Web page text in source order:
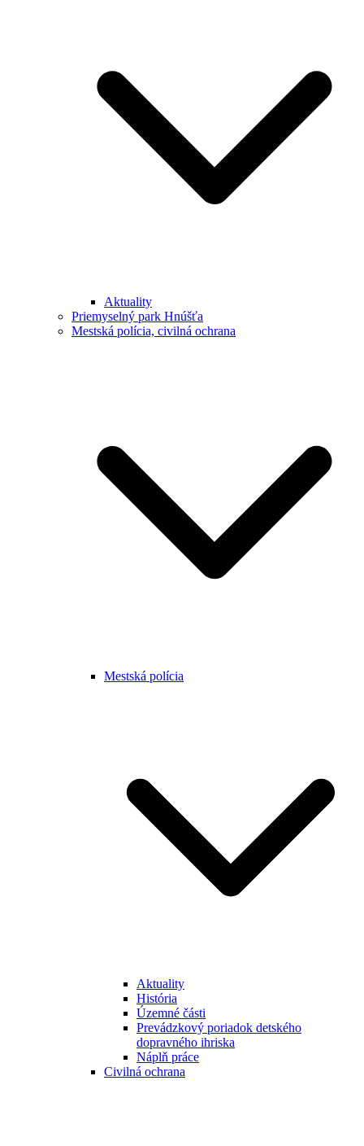
Aktuality
Priemyselný park Hnúšťa
Mestská polícia, civilná ochrana
Mestská polícia
Aktuality
História
Územné části
Prevádzkový poriadok detského
dopravného ihriska
Náplň práce
Civilná ochrana